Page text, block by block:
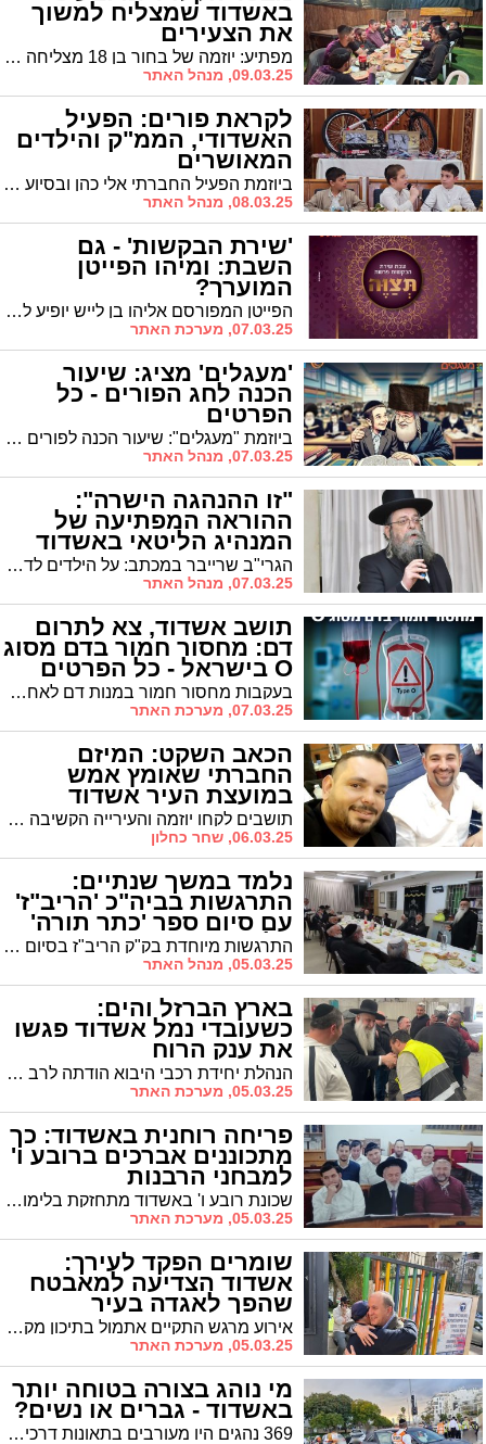
באשדוד שמצליח למשוך
את הצעירים
מפתיע: יוזמה של בחור בן 18 מצליחה לסחוף אליה בחורים שהפכו את ה'קלויז' לבית חם. אורה זו תורה
09.03.25, מנהל האתר
לקראת פורים: הפעיל
האשדודי, הממ"ק והילדים
המאושרים
ביוזמת הפעיל החברתי אלי כהן ובסיוע המרכז למורשת: חידון על הלכות פורים לילדי "זכור לאברהם". מי הזוכים המאושרים?
08.03.25, מנהל האתר
'שירת הבקשות' - גם
השבת: ומיהו הפייטן
המוערך?
הפייטן המפורסם אליהו בן לייש יופיע לצד הרב מאיר כהן • האירוע יתקיים בסגנון ירושלמי מסורתי בבית הכנסת הרי"ף
07.03.25, מערכת האתר
'מעגלים' מציג: שיעור
הכנה לחג הפורים - כל
הפרטים
ביוזמת "מעגלים": שיעור הכנה לפורים מראש ישיבת "מאור יצחק"
07.03.25, מנהל האתר
"זו ההנהגה הישרה":
ההוראה המפתיעה של
המנהיג הליטאי באשדוד
הגרי"ב שרייבר במכתב: על הילדים לדפוק ב"המן" הראשון והאחרון - ותו לא!
07.03.25, מנהל האתר
תושב אשדוד, צא לתרום
דם: מחסור חמור בדם מסוג
O בישראל - כל הפרטים
בעקבות מחסור חמור במנות דם לאחר חגי תשרי, שירותי הדם של מד"א קוראים לציבור לבוא ולתרום. באשדוד ניתן לתרום דם היום (ו') בתחנת מד"א בעיר עד השעה 12:30
07.03.25, מערכת האתר
הכאב השקט: המיזם
החברתי שאומץ אמש
במועצת העיר אשדוד
תושבים לקחו יוזמה והעירייה הקשיבה - מה הולך לקרות עכשיו למשפחות שנאבקות מתחת לרדאר?
06.03.25, שחר כחלון
נלמד במשך שנתיים:
התרגשות בביה"כ 'הריב"ז'
עם סיום ספר 'כתר תורה'
על תרי"ג המצוות התרגשות מיוחדת בק"ק הריב"ז בסיום הלימוד בספר 'כתר תורה' על תרי"ג מצוות שחיברו הגר"מ כהן בעל "אוצר ספרי הלכה" | הרב עובדיה דהן יו"ר המועה"ד זכה לברכותיו של הגר"מ כהן על פעולותיו הברוכות בהרחבת גבולות הקדושה והטהרה בעיר
05.03.25, מנהל האתר
בארץ הברזל והים:
כשעובדי נמל אשדוד פגשו
את ענק הרוח
הנהלת יחידת רכבי היבוא הודתה לרב על הגעתו לחזק את העובדים, וכבר הביעה את רצונה להזמינו לביקור נוסף בעתיד הקרוב, זאת לבקשת העובדים שהתרשמו עמוקות מהמפגש
05.03.25, מערכת האתר
פריחה רוחנית באשדוד: כך
מתכוננים אברכים ברובע ו'
למבחני הרבנות
שכונת רובע ו' באשדוד מתחזקת בלימוד התורה עם פתיחת כולל ערב חדש לאברכים בבית הכנסת "בית מיכאל" ברחוב רבי חיים חורי.
05.03.25, מערכת האתר
שומרים הפקד לעירך:
אשדוד הצדיעה למאבטח
שהפך לאגדה בעיר
אירוע מרגש התקיים אתמול בתיכון מקיף ד' באשדוד, כאשר הקהילה החינוכית כולה התכנסה להוקיר את רמי, המאבטח הוותיק של בית הספר, על עשרים שנות שירות מסור
05.03.25, מערכת האתר
מי נוהג בצורה בטוחה יותר
באשדוד - גברים או נשים?
369 נהגים היו מעורבים בתאונות דרכים בשנת 2024 באשדוד, מתוכם רק 111 נשים, המהוות 30% בלבד. פער זה בולט במיוחד בתאונות החמורות יותר - אף נהגת לא הייתה מעורבת בתאונה קטלנית בעיר, לעומת שלושה גברים